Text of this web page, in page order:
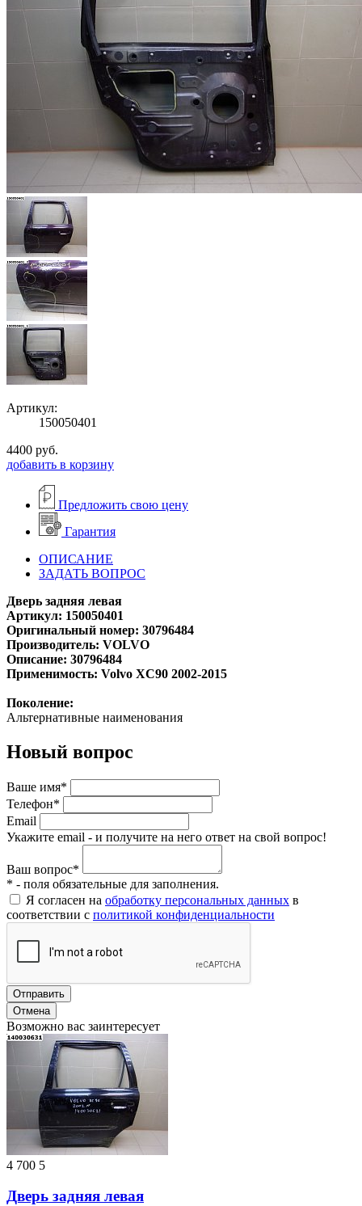
Артикул:
150050401
4400 руб.
добавить в корзину
Предложить свою цену
Гарантия
ОПИСАНИЕ
ЗАДАТЬ ВОПРОС
Дверь задняя левая
Артикул: 150050401
Оригинальный номер: 30796484
Производитель: VOLVO
Описание: 30796484
Применимость: Volvo XC90 2002-2015
Поколение:
Альтернативные наименования
Новый вопрос
Ваше имя*
Телефон*
Email
Укажите email - и получите на него ответ на свой вопрос!
Ваш вопрос*
* - поля обязательные для заполнения.
Я согласен на обработку персональных данных в
соответствии с политикой конфиденциальности
Отправить
Отмена
Возможно вас заинтересует
4 700 5
Дверь задняя левая